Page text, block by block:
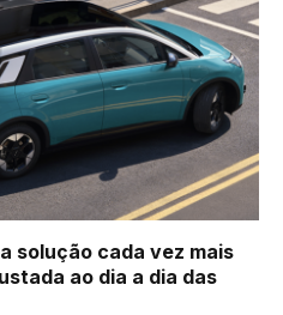
solução cada vez mais
ao dia a dia das